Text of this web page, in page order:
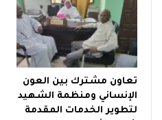
تعاون مشترك بين العون
الإنساني ومنظمة الشهيد
لتطوير الخدمات المقدمة